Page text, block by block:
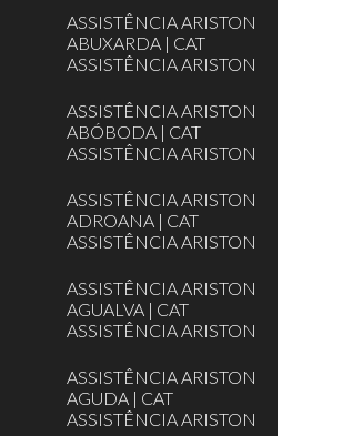
ASSISTÊNCIA ARISTON
ABUXARDA | CAT
ASSISTÊNCIA ARISTON
ASSISTÊNCIA ARISTON
ABÓBODA | CAT
ASSISTÊNCIA ARISTON
ASSISTÊNCIA ARISTON
ADROANA | CAT
ASSISTÊNCIA ARISTON
ASSISTÊNCIA ARISTON
AGUALVA | CAT
ASSISTÊNCIA ARISTON
ASSISTÊNCIA ARISTON
AGUDA | CAT
ASSISTÊNCIA ARISTON